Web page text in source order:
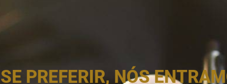
SE PREFERIR, NÓS